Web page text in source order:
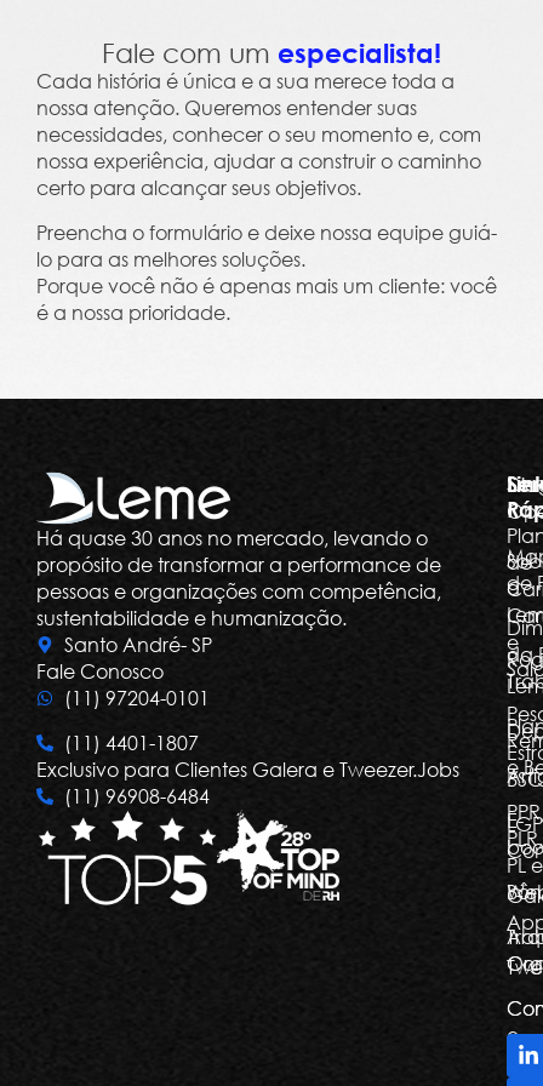
Fale com um especialista!
Cada história é única e a sua merece toda a
nossa atenção. Queremos entender suas
necessidades, conhecer o seu momento e, com
nossa experiência, ajudar a construir o caminho
certo para alcançar seus objetivos.
Preencha o formulário e deixe nossa equipe guiá-
lo para as melhores soluções.
Porque você não é apenas mais um cliente: você
é a nossa prioridade.
Há quase 30 anos no mercado, levando o
propósito de transformar a performance de
pessoas e organizações com competência,
sustentabilidade e humanização.
Santo André- SP
Fale Conosco
(11) 97204-0101
(11) 4401-1807
Exclusivo para Clientes Galera e Tweezer.Jobs
(11) 96908-6484
de
e
e
PLR,
PL e
e
de
da
a
E-